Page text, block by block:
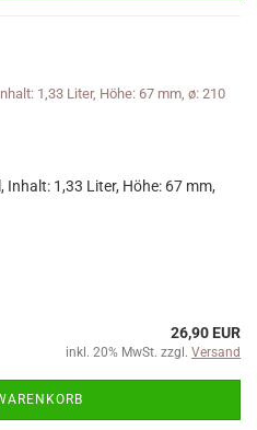
Inhalt: 1,33 Liter, Höhe: 67 mm,
26,90 EUR
inkl. 20% MwSt. zzgl. Versand